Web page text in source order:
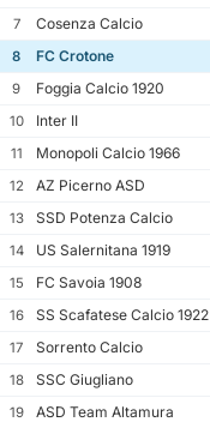
7
Cosenza Calcio
8
FC Crotone
9
Foggia Calcio 1920
10
Inter II
11
Monopoli Calcio 1966
12
AZ Picerno ASD
13
SSD Potenza Calcio
14
US Salernitana 1919
15
FC Savoia 1908
16
SS Scafatese Calcio 1922
17
Sorrento Calcio
18
SSC Giugliano
19
ASD Team Altamura